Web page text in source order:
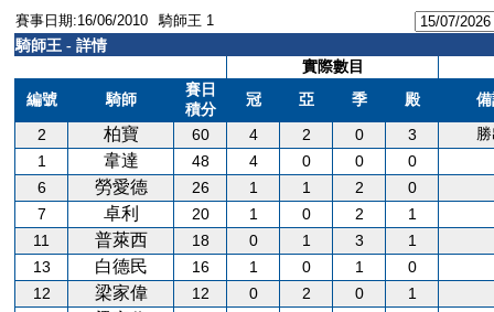
賽事日期:16/06/2010
騎師王 1
騎師王 - 詳情
實際數目
編號
騎師
賽日
積分
冠 亞 季 殿
2 柏寶 60 4 2 0 3
1
韋達 48 4 0 0
0
6
勞愛德 26 1 1 2
0
7
卓利 20 1 0 2
1
11
普萊西 18 0 1 3
1
13
白德民 16 1 0 1
0
12
梁家偉 12 0 2 0
1